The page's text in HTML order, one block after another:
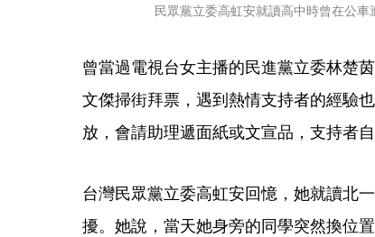
民眾黨立委高虹安就讀高中時曾在公車
曾當過電視台女主播的民進黨立委林楚
文傑掃街拜票，遇到熱情支持者的經驗
放，會請助理遞面紙或文宣品，支持者自
台灣民眾黨立委高虹安回憶，她就讀北
擾。她說，當天她身旁的同學突然換位